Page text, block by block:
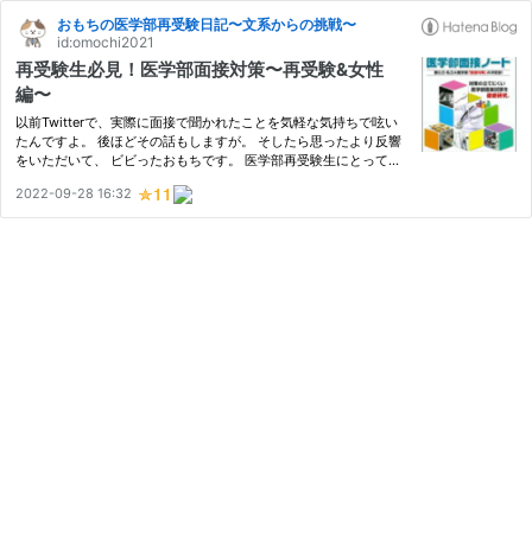
おもちの医学部再受験日記〜文系からの挑戦〜
id:omochi2021
再受験生必見！医学部面接対策〜再受験&女性
編〜
以前Twitterで、実際に面接で聞かれたことを気軽な気持ちで呟い
たんですよ。 後ほどその話もしますが。 そしたら思ったより反響
をいただいて、 ビビったおもちです。 医学部再受験生にとって面
ば、なんてことない！ 1日8時間以上勉強できるみなさんが、10〜2
0…
2022-09-28 16:32